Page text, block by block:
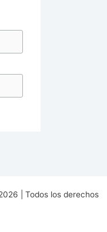
| Todos los derechos